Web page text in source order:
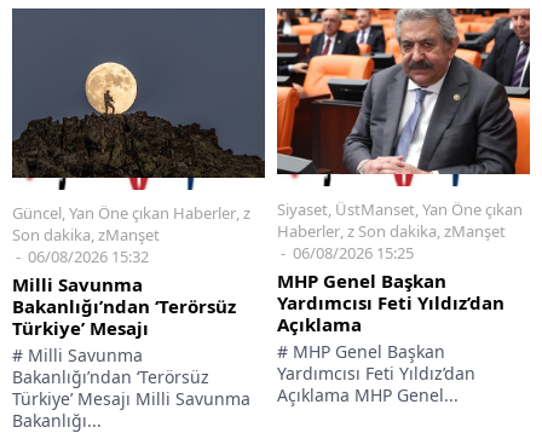
Güncel,Yan Öne çıkan Haberler,z
Son dakika,zManşet
06/08/2026 15:32
Milli Savunma
Bakanlığı’ndan ‘Terörsüz
Türkiye’ Mesajı
# Milli Savunma
Bakanlığı’ndan ‘Terörsüz
Türkiye’ Mesajı Milli Savunma
Bakanlığı...
Siyaset, ÜstManset,Yan Öne çıkan
Haberler,z Son dakika,zManşet
06/08/2026 15:25
MHP Genel Başkan
Yardımcısı Feti Yıldız’dan
Açıklama
# MHP Genel Başkan
Yardımcısı Feti Yıldız’dan
Açıklama MHP Genel...